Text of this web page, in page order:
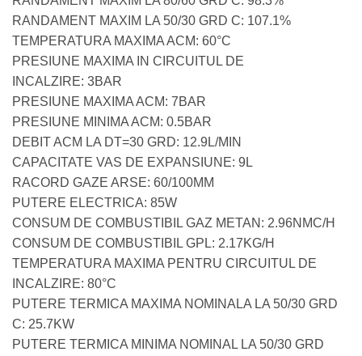
RANDAMENT MAXIM LA 50/30 GRD C: 107.1%
TEMPERATURA MAXIMA ACM: 60°C
PRESIUNE MAXIMA IN CIRCUITUL DE
INCALZIRE: 3BAR
PRESIUNE MAXIMA ACM: 7BAR
PRESIUNE MINIMA ACM: 0.5BAR
DEBIT ACM LA DT=30 GRD: 12.9L/MIN
CAPACITATE VAS DE EXPANSIUNE: 9L
RACORD GAZE ARSE: 60/100MM
PUTERE ELECTRICA: 85W
CONSUM DE COMBUSTIBIL GAZ METAN: 2.96NMC/H
CONSUM DE COMBUSTIBIL GPL: 2.17KG/H
TEMPERATURA MAXIMA PENTRU CIRCUITUL DE
INCALZIRE: 80°C
PUTERE TERMICA MAXIMA NOMINALA LA 50/30 GRD
C: 25.7KW
PUTERE TERMICA MINIMA NOMINAL LA 50/30 GRD